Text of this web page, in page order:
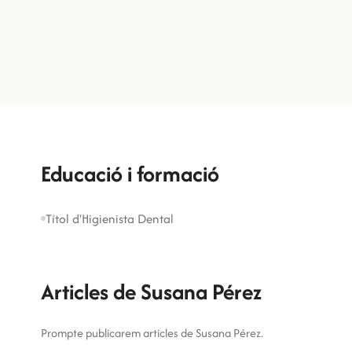
Educació i formació
Títol d'Higienista Dental
Articles de Susana Pérez
Prompte publicarem articles de Susana Pérez.